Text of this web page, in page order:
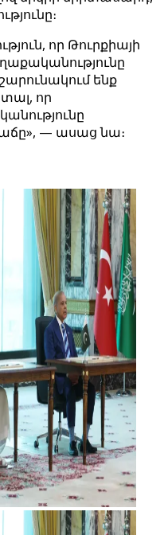
որ Թուրքիայի
ենք
որ
— ասաց նա։